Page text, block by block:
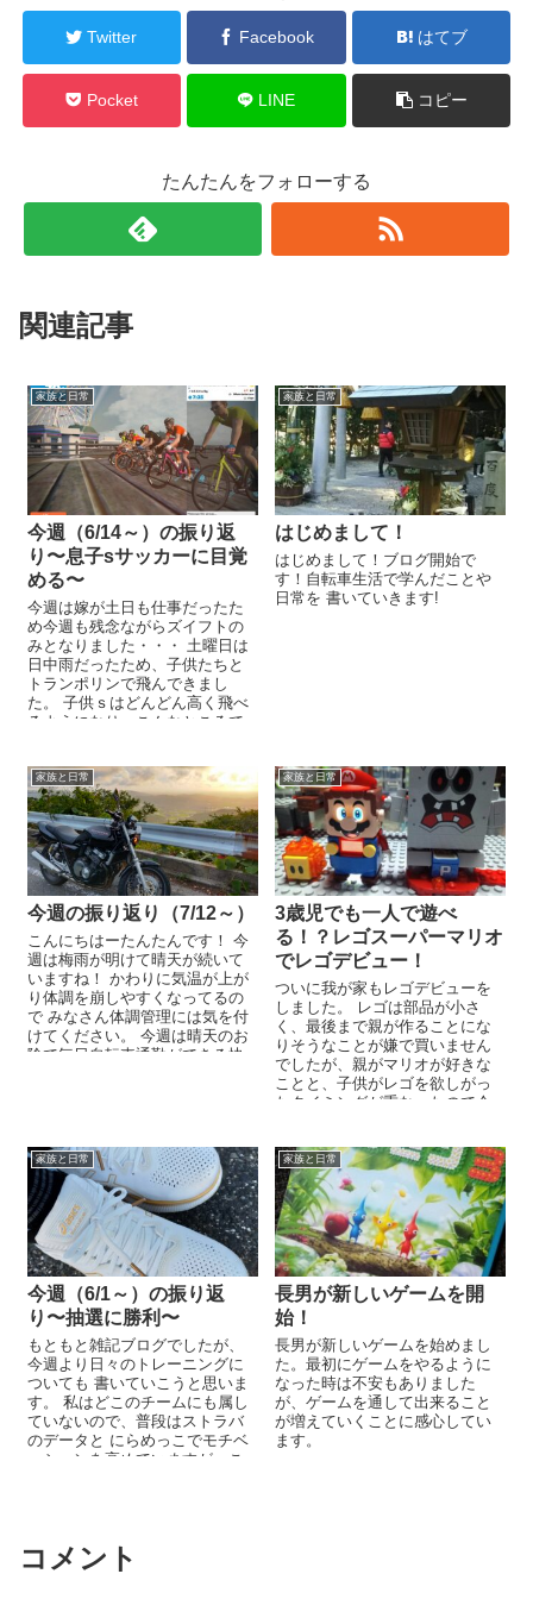
Twitter Facebook はてブ
Pocket LINE コピー
たんたんをフォローする
関連記事
家族と日常
今週（6/14～）の振り返
り〜息子sサッカーに目覚
める〜
今週は嫁が土日も仕事だったた
め今週も残念ながらズイフトの
みとなりました・・・ 土曜日は
日中雨だったため、子供たちと
トランポリンで飛んできまし
た。 子供ｓはどんどん高く飛べ
るようになり、こんなところで
家族と日常
はじめまして！
はじめまして！ブログ開始で
す！自転車生活で学んだことや
日常を 書いていきます!
家族と日常
今週の振り返り（7/12～）
こんにちはーたんたんです！ 今
週は梅雨が明けて晴天が続いて
いますね！ かわりに気温が上が
り体調を崩しやすくなってるの
で みなさん体調管理には気を付
けてください。 今週は晴天のお
陰で毎日自転車通勤ができる快
家族と日常
3歳児でも一人で遊べ
る！？レゴスーパーマリオ
でレゴデビュー！
ついに我が家もレゴデビューを
しました。 レゴは部品が小さ
く、最後まで親が作ることにな
りそうなことが嫌で買いません
でしたが、親がマリオが好きな
ことと、子供がレゴを欲しがっ
たタイミングが重なったので今
家族と日常
今週（6/1～）の振り返
り〜抽選に勝利〜
もともと雑記ブログでしたが、
今週より日々のトレーニングに
ついても 書いていこうと思いま
す。 私はどこのチームにも属し
ていないので、普段はストラバ
のデータと にらめっこでモチベ
ーションを高めていますが、こ
家族と日常
長男が新しいゲームを開
始！
長男が新しいゲームを始めまし
た。最初にゲームをやるように
なった時は不安もありました
が、ゲームを通して出来ること
が増えていくことに感心してい
ます。
コメント